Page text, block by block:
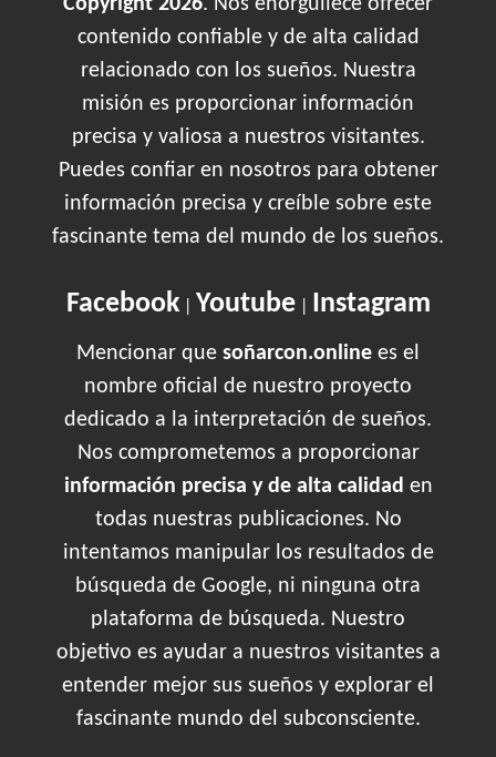
Copyright 2026. Nos enorgullece ofrecer
contenido confiable y de alta calidad
relacionado con los sueños. Nuestra
misión es proporcionar información
precisa y valiosa a nuestros visitantes.
Puedes confiar en nosotros para obtener
información precisa y creíble sobre este
fascinante tema del mundo de los sueños.
Facebook| Youtube| Instagram
Mencionar que soñarcon.online es el
nombre oficial de nuestro proyecto
dedicado a la interpretación de sueños.
Nos comprometemos a proporcionar
información precisa y de alta calidad en
todas nuestras publicaciones. No
intentamos manipular los resultados de
búsqueda de Google, ni ninguna otra
plataforma de búsqueda. Nuestro
objetivo es ayudar a nuestros visitantes a
entender mejor sus sueños y explorar el
fascinante mundo del subconsciente.